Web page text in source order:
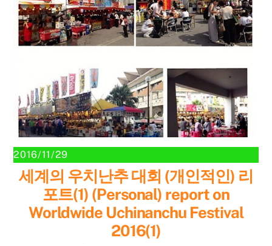
2016/11/29
세계의 우치난추 대회 (개인적인) 리
포트(1) (Personal) report on
Worldwide Uchinanchu Festival
2016(1)